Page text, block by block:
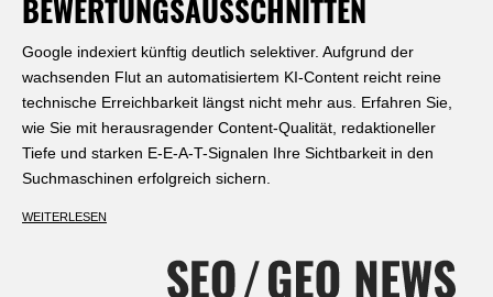
BEWERTUNGSAUSSCHNITTEN
Google indexiert künftig deutlich selektiver. Aufgrund der
wachsenden Flut an automatisiertem KI-Content reicht reine
technische Erreichbarkeit längst nicht mehr aus. Erfahren Sie,
wie Sie mit herausragender Content-Qualität, redaktioneller
Tiefe und starken E-E-A-T-Signalen Ihre Sichtbarkeit in den
Suchmaschinen erfolgreich sichern.
WEITERLESEN